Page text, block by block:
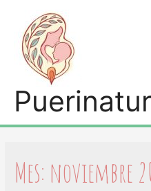
Mes: noviembre